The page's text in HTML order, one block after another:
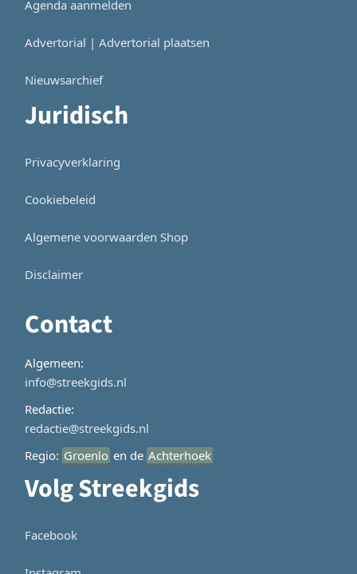
Agenda aanmelden
Advertorial | Advertorial plaatsen
Nieuwsarchief
Juridisch
Privacyverklaring
Cookiebeleid
Algemene voorwaarden Shop
Disclaimer
Contact
Algemeen:
info@streekgids.nl
Redactie:
redactie@streekgids.nl
Regio: Groenlo en de Achterhoek
Volg Streekgids
Facebook